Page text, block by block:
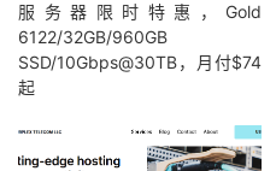
服务器限时特惠，Gold
6122/32GB/960GB
SSD/10Gbps@30TB，月付$74
起